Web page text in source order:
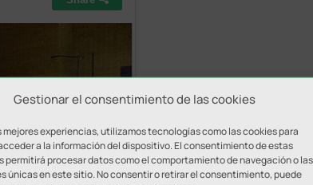
Gestionar el consentimiento de las cookies
mejores experiencias, utilizamos tecnologías como las cookies para
a la información del dispositivo. El consentimiento de estas
permitirá procesar datos como el comportamiento de navegación o las
únicas en este sitio. No consentir o retirar el consentimiento, puede